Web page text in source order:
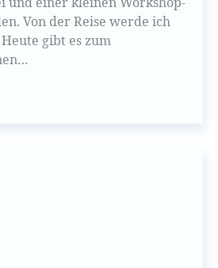
Von der Reise werde ich
gibt es zum